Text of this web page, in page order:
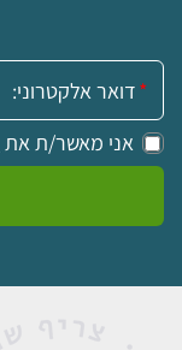
אימייל:
אני מאשר/ת את